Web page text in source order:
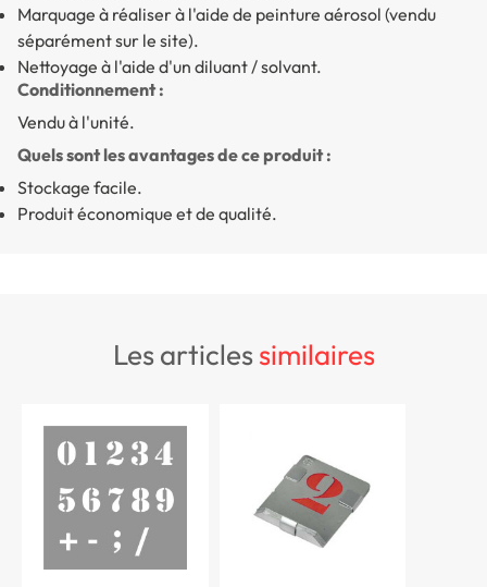
Marquage à réaliser à l'aide de peinture aérosol (vendu
séparément sur le site).
Nettoyage à l'aide d'un diluant / solvant.
Conditionnement :
Vendu à l'unité.
Quels sont les avantages de ce produit :
Stockage facile.
Produit économique et de qualité.
les articlessimilaires